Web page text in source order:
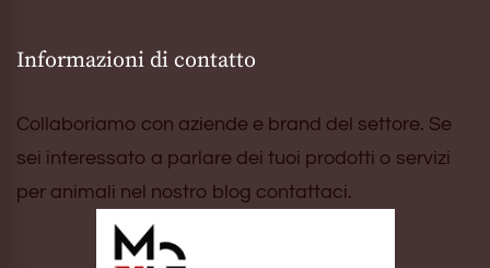
Informazioni di contatto
Collaboriamo con aziende e brand del settore. Se
sei interessato a parlare dei tuoi prodotti o servizi
per animali nel nostro blog contattaci.